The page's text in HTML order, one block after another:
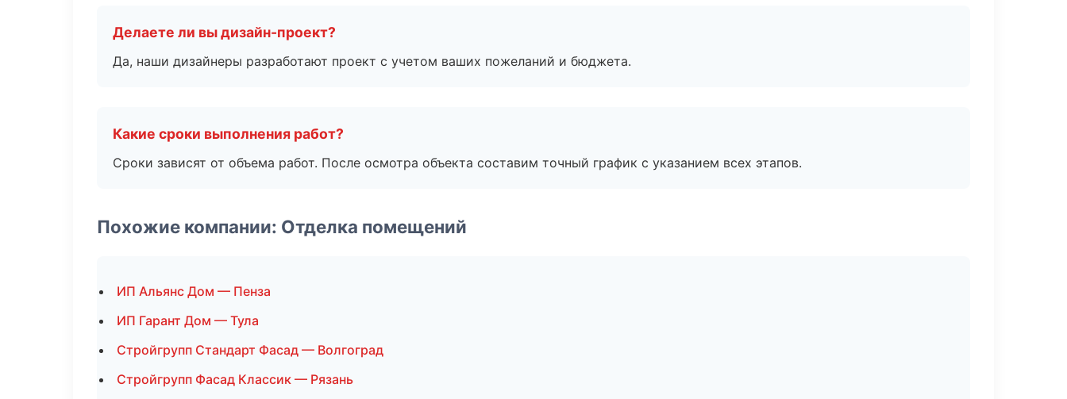
Делаете ли вы дизайн-проект?
Да, наши дизайнеры разработают проект с учетом ваших пожеланий и бюджета.
Какие сроки выполнения работ?
Сроки зависят от объема работ. После осмотра объекта составим точный график с указанием всех этапов.
Похожие компании: Отделка помещений
ИП Альянс Дом — Пенза
ИП Гарант Дом — Тула
Стройгрупп Стандарт Фасад — Волгоград
Стройгрупп Фасад Классик — Рязань